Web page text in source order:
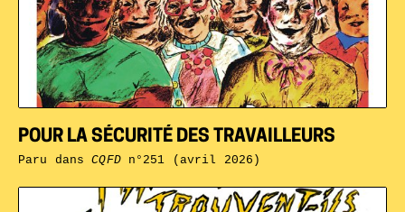
POUR LA SÉCURITÉ DES TRAVAILLEURS
Paru dansCQFDn°251 (avril 2026)